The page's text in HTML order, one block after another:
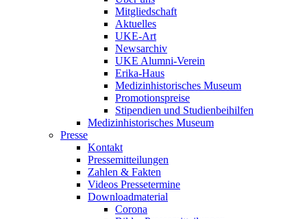
Mitgliedschaft
Aktuelles
UKE-Art
Newsarchiv
UKE Alumni-Verein
Erika-Haus
Medizinhistorisches Museum
Promotionspreise
Stipendien und Studienbeihilfen
Medizinhistorisches Museum
Presse
Kontakt
Pressemitteilungen
Zahlen & Fakten
Videos Pressetermine
Downloadmaterial
Corona